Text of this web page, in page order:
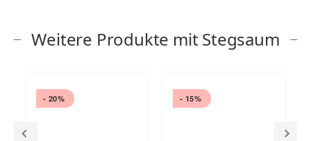
Weitere Produkte mit Stegsaum
- 20% - 15%